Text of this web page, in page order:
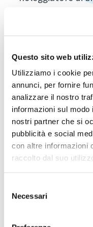
Questo sito web
Utilizziamo i cookie
annunci, per fornire
analizzare il nostro
informazioni sul
nostri partner che si
pubblicità e social
con altre informazioni
raccolto dal suo
delNecessari
già avviato ed
rent che vede
specialisti
aperti per fare
ripresa,
estate.
Dalla parte di chi
servizio di
Finale Ligure
parametri